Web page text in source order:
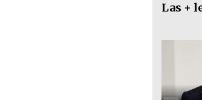
Las +